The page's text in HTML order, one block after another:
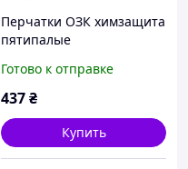
Перчатки ОЗК химзащита
пятипалые
масло- бензостойкие
образца НАТО
Готово к отправке
437₴
Купить